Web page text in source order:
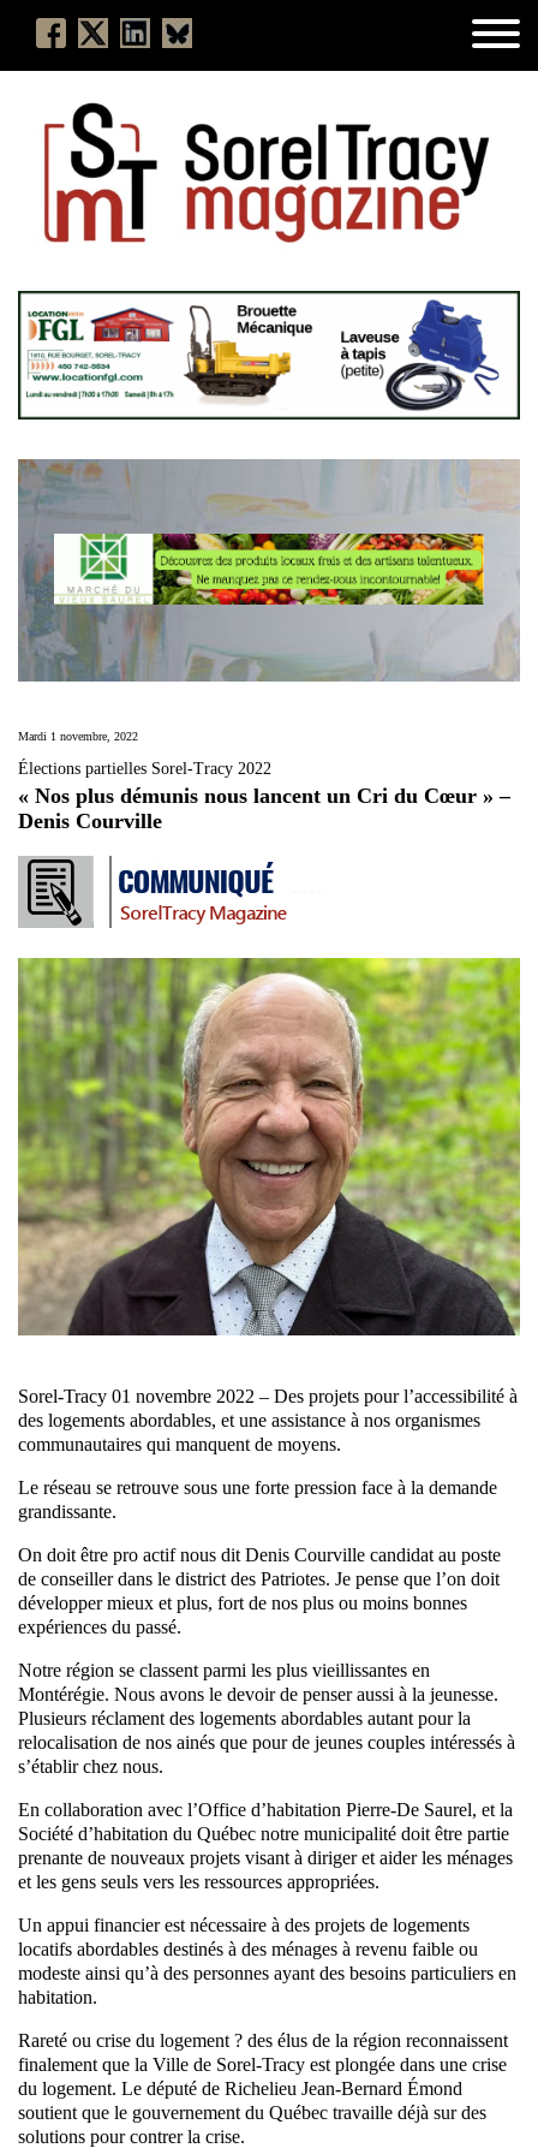
Mardi 1 novembre, 2022
Élections partielles Sorel-Tracy 2022
« Nos plus démunis nous lancent un Cri du Cœur » –
Denis Courville
Sorel-Tracy 01 novembre 2022 – Des projets pour l’accessibilité à
des logements abordables, et une assistance à nos organismes
communautaires qui manquent de moyens.
Le réseau se retrouve sous une forte pression face à la demande
grandissante.
On doit être pro actif nous dit Denis Courville candidat au poste
de conseiller dans le district des Patriotes. Je pense que l’on doit
développer mieux et plus, fort de nos plus ou moins bonnes
expériences du passé.
Notre région se classent parmi les plus vieillissantes en
Montérégie. Nous avons le devoir de penser aussi à la jeunesse.
Plusieurs réclament des logements abordables autant pour la
relocalisation de nos ainés que pour de jeunes couples intéressés à
s’établir chez nous.
En collaboration avec l’Office d’habitation Pierre-De Saurel, et la
Société d’habitation du Québec notre municipalité doit être partie
prenante de nouveaux projets visant à diriger et aider les ménages
et les gens seuls vers les ressources appropriées.
Un appui financier est nécessaire à des projets de logements
locatifs abordables destinés à des ménages à revenu faible ou
modeste ainsi qu’à des personnes ayant des besoins particuliers en
habitation.
Rareté ou crise du logement ? des élus de la région reconnaissent
finalement que la Ville de Sorel-Tracy est plongée dans une crise
du logement. Le député de Richelieu Jean-Bernard Émond
soutient que le gouvernement du Québec travaille déjà sur des
solutions pour contrer la crise.